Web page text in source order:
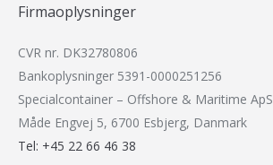
Firmaoplysninger
CVR nr. DK32780806
Bankoplysninger 5391-0000251256
Specialcontainer – Offshore & Maritime ApS
Måde Engvej 5, 6700 Esbjerg, Danmark
Tel: +45 22 66 46 38